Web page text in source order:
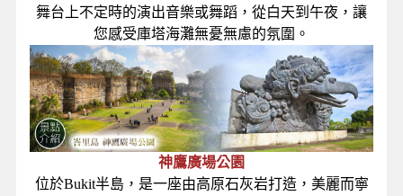
舞台上不定時的演出音樂或舞蹈，從白天到午夜，讓
您感受庫塔海灘無憂無慮的氛圍。
神鷹廣場公園
位於Bukit半島，是一座由高原石灰岩打造，美麗而寧